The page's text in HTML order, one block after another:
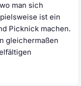
man sich
ist ein
Picknick machen.
gleichermaßen